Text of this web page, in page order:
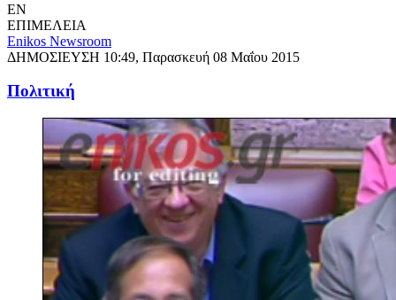
EN
ΕΠΙΜΕΛΕΙΑ
Enikos Newsroom
ΔΗΜΟΣΙΕΥΣΗ 10:49, Παρασκευή 08 Μαΐου 2015
Πολιτική